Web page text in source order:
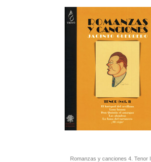
Romanzas y canciones 4. Tenor I